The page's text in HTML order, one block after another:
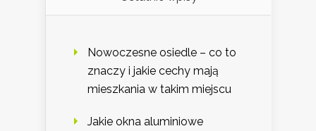
Nowoczesne osiedle – co to
znaczy i jakie cechy mają
mieszkania w takim miejscu
Jakie okna aluminiowe